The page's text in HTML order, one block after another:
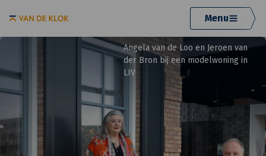
Menu
Angela van de Loo en Jeroen van
der Bron bij een modelwoning in
LIV